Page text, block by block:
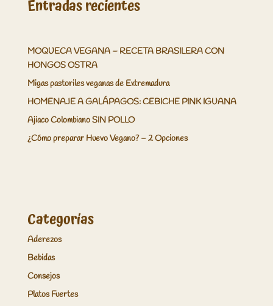
Entradas recientes
MOQUECA VEGANA – RECETA BRASILERA CON
HONGOS OSTRA
Migas pastoriles veganas de Extremadura
HOMENAJE A GALÁPAGOS: CEBICHE PINK IGUANA
Ajiaco Colombiano SIN POLLO
¿Cómo preparar Huevo Vegano? – 2 Opciones
Categorías
Aderezos
Bebidas
Consejos
Platos Fuertes